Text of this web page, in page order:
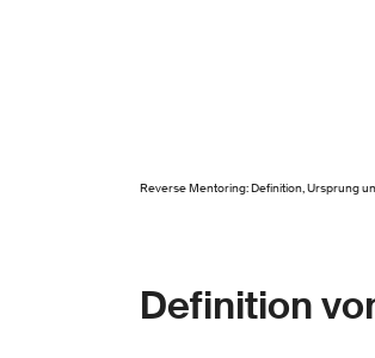
Reverse Mentoring: Definition, Ursprung
Definition